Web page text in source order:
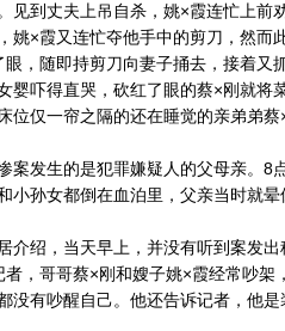
见到丈夫上吊自杀，姚×霞连忙上前
姚×霞又连忙夺他手中的剪刀，然而
，随即持剪刀向妻子捅去，接着又
吓得直哭，砍红了眼的蔡×刚就将
位仅一帘之隔的还在睡觉的亲弟弟蔡
发生的是犯罪嫌疑人的父母亲。8
小孙女都倒在血泊里，父亲当时就
绍，当天早上，并没有听到案发出
，哥哥蔡×刚和嫂子姚×霞经常吵架
没有吵醒自己。他还告诉记者，他是